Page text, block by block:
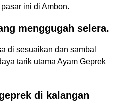
ini di Ambon.
menggugah selera.
di sesuaikan dan sambal
tarik utama Ayam Geprek
di kalangan